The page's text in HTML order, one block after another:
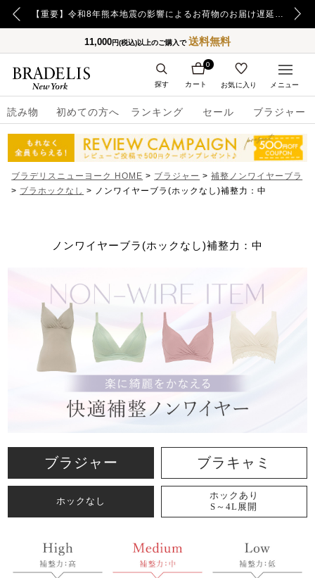
【重要】日本郵便の障害による配送への影響についてのお詫び
11,000円(税込)以上のご購入で送料無料
読み物 初めての方へ ランキング セール ブラジャー
カート
0
お気に入り
探す メニュー
ブラデリスニューヨーク HOME ブラジャー
補整ノンワイヤーブラ
ブラホックなし
ノンワイヤーブラ(ホックなし)補整力：中
ノンワイヤーブラ(ホックなし)補整力：中
ブラジャー ブラキャミ
ホックなし
ホックあり
S～4L展開